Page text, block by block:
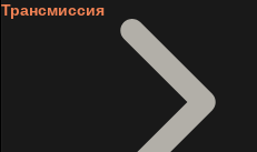
Трансмиссия